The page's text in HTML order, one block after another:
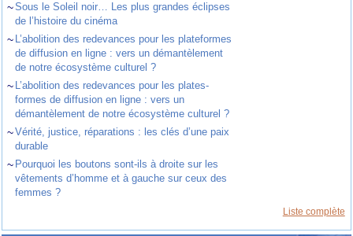
~Sous le Soleil noir… Les plus grandes éclipses
de l’histoire du cinéma
~ L’abolition des redevances pour les plateformes
de diffusion en ligne : vers un démantèlement
de notre écosystème culturel ?
~ L’abolition des redevances pour les plates-
formes de diffusion en ligne : vers un
démantèlement de notre écosystème culturel ?
~Vérité, justice, réparations : les clés d’une paix
durable
~ Pourquoi les boutons sont-ils à droite sur les
vêtements d’homme et à gauche sur ceux des
femmes ?
Liste complète